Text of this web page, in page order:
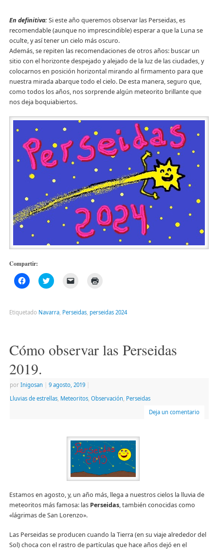
En definitiva:Si este año queremos observar las Perseidas, es
recomendable (aunque no imprescindible) esperar a que la Luna se
oculte, y así tener un cielo más oscuro.
Además, se repiten las recomendaciones de otros años: buscar un
sitio con el horizonte despejado y alejado de la luz de las ciudades, y
colocarnos en posición horizontal mirando al firmamento para que
nuestra mirada abarque todo el cielo. De esta manera, seguro que,
como todos los años, nos sorprende algún meteorito brillante que
nos deja boquiabiertos.
Compartir:
Haz
clic
Facebook
(Se
nueva)
Haz
clic
Twitter
(Se
nueva)
enlace
por
amigo
(Se
ventana
nueva)
abre
en
Etiquetado Navarra, Perseidas, perseidas 2024
Cómo observar las Perseidas
2019.
por Inigosan 9 agosto, 2019
Lluvias de estrellas, Meteoritos, Observación, Perseidas
Deja un comentario
Estamos en agosto, y, un año más, llega a nuestros cielos la lluvia de
meteoritos más famosa: las Perseidas, también conocidas como
«lágrimas de San Lorenzo».
Las Perseidas se producen cuando la Tierra (en su viaje alrededor del
Sol) choca con el rastro de partículas que hace años dejó en el